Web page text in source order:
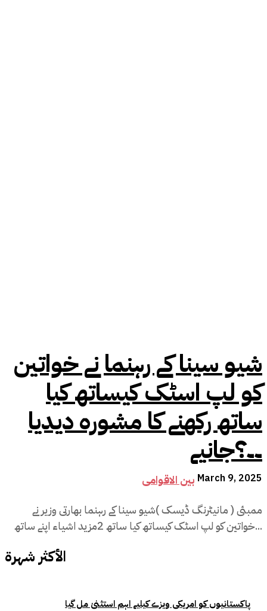
شیو سینا کے رہنما نے خواتین
کو لپ اسٹک کیساتھ کیا
ساتھ رکھنے کا مشورہ دیدیا
۔۔؟جانیے
بین الاقوامی March 9, 2025
ممبئی ( مانیٹرنگ ڈیسک )شیو سینا کے رہنما بھارتی وزیر نے
خواتین کو لپ اسٹک کیساتھ کیا ساتھ 2مزید اشیاء اپنے ساتھ...
الأكثر شهرة
پاکستانیوں کو امریکی ویزے کیلیے اہم استثنیٰ مل گیا